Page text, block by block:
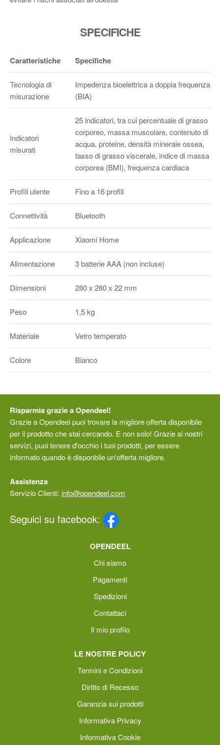
SPECIFICHE
Caratteristiche Specifiche
Tecnologia di
misurazione
Impedenza bioelettrica a doppia frequenza
(BIA)
Indicatori
misurati
25 indicatori, tra cui percentuale di grasso
corporeo, massa muscolare, contenuto di
acqua, proteine, densità minerale ossea,
tasso di grasso viscerale, indice di massa
corporea (BMI), frequenza cardiaca
Profili utente Fino a 16 profili
Connettività Bluetooth
Applicazione Xiaomi Home
Alimentazione 3 batterie AAA (non incluse)
Dimensioni 280 x 280 x 22 mm
Peso 1,5 kg
Materiale Vetro temperato
Colore Bianco
Risparmia grazie a Opendeel!
Grazie a Opendeel puoi trovare la migliore offerta disponibile
per il prodotto che stai cercando. E non solo! Grazie ai nostri
servizi, puoi tenere d'occhio i tuoi prodotti, per essere
informato quando è disponbile un'offerta migliore.
Assistenza
Servizio Clienti: info@opendeel.com
Seguici su facebook:
OPENDEEL
Chi siamo
Pagamenti
Spedizioni
Contattaci
Il mio profilo
LE NOSTRE POLICY
Termini e Condizioni
Diritto di Recesso
Garanzia sui prodotti
Informativa Privacy
Informativa Cookie